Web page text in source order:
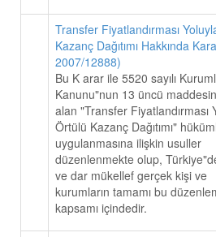
Transfer Fiyatlandırması
Kazanç Dağıtımı Hakkında
2007/12888)
Bu K arar ile 5520 sayılı
Kanunu"nun 13 üncü
alan "Transfer Fiyatlandırması
Örtülü Kazanç Dağıtımı"
uygulanmasına ilişkin usuller
düzenlenmekte olup,
ve dar mükellef gerçek kişi ve
kurumların tamamı bu
kapsamı içindedir.